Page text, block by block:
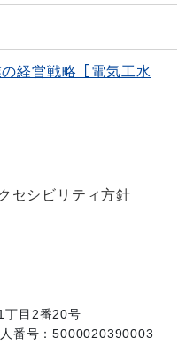
経営戦略［電気工水
セシビリティ方針
丁目2番20号
番号：5000020390003